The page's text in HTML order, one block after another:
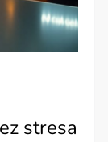
stresa